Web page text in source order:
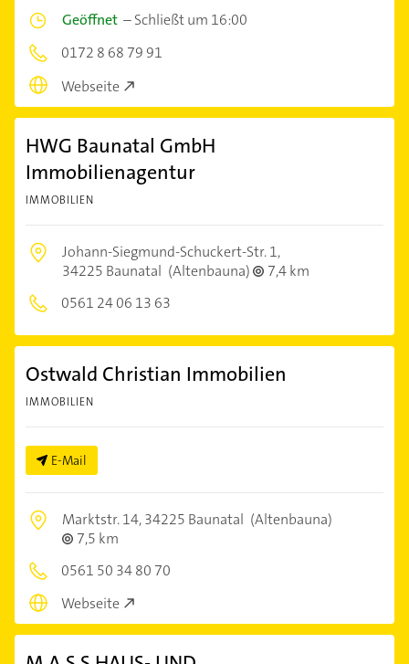
Geöffnet –Schließt um 16:00
0172 8 68 79 91
Webseite
HWG Baunatal GmbH
Immobilienagentur
IMMOBILIEN
Johann-Siegmund-Schuckert-Str. 1,
34225 Baunatal (Altenbauna)
7,4 km
0561 24 06 13 63
Ostwald Christian Immobilien
IMMOBILIEN
E-Mail
Marktstr. 14,34225 Baunatal (Altenbauna)
7,5 km
0561 50 34 80 70
Webseite